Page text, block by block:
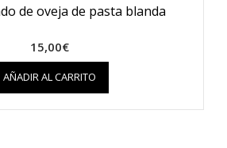
de oveja de pasta blanda
15,00€
AÑADIR AL CARRITO